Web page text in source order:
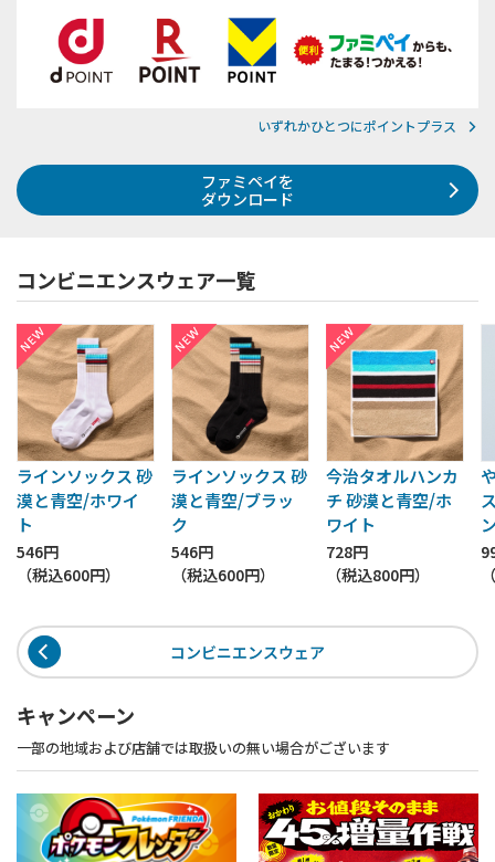
いずれかひとつにポイントプラス
ファミペイを
ダウンロード
コンビニエンスウェア一覧
ラインソックス 砂
漠と青空/ホワイ
ト
546円
（税込600円）
ラインソックス 砂
漠と青空/ブラッ
ク
546円
（税込600円）
今治タオルハンカ
チ 砂漠と青空/ホ
ワイト
728円
（税込800円）
コンビニエンスウェア
キャンペーン
一部の地域および店舗では取扱いの無い場合がございます